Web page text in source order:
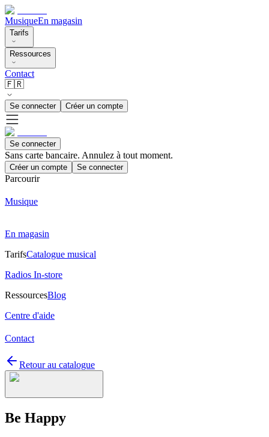
MusiqueEn magasin
Tarifs
Ressources
Contact
🇫🇷
Se connecter Créer un compte
Se connecter
Sans carte bancaire. Annulez à tout moment.
Créer un compte Se connecter
Parcourir
Musique
En magasin
TarifsCatalogue musical
Radios In-store
RessourcesBlog
Centre d'aide
Contact
Retour au catalogue
Be Happy